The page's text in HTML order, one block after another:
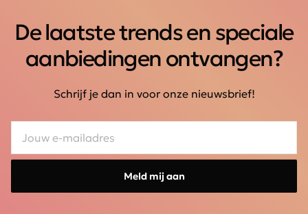
De laatste trends en speciale
aanbiedingen ontvangen?
Schrijf je dan in voor onze nieuwsbrief!
Meld mij aan